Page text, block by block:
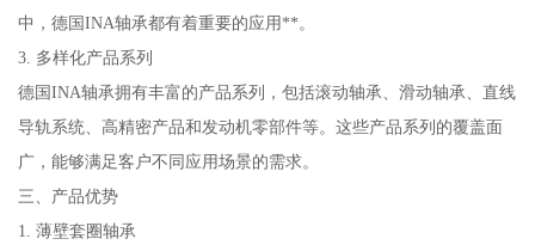
中，德国INA轴承都有着重要的应用**。
3. 多样化产品系列
德国INA轴承拥有丰富的产品系列，包括滚动轴承、滑动轴承、直线
导轨系统、高精密产品和发动机零部件等。这些产品系列的覆盖面
广，能够满足客户不同应用场景的需求。
三、产品优势
1. 薄壁套圈轴承